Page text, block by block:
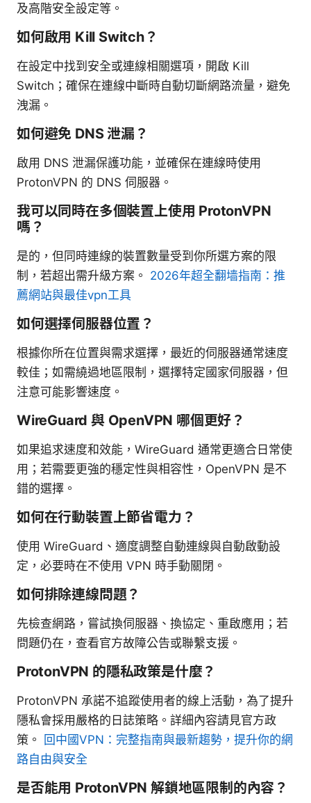
及高階安全設定等。
如何啟用 Kill Switch？
在設定中找到安全或連線相關選項，開啟 Kill
Switch；確保在連線中斷時自動切斷網路流量，避免
洩漏。
如何避免 DNS 泄漏？
啟用 DNS 泄漏保護功能，並確保在連線時使用
ProtonVPN 的 DNS 伺服器。
我可以同時在多個裝置上使用 ProtonVPN
嗎？
是的，但同時連線的裝置數量受到你所選方案的限
制，若超出需升級方案。 2026年超全翻墙指南：推
薦網站與最佳vpn工具
如何選擇伺服器位置？
根據你所在位置與需求選擇，最近的伺服器通常速度
較佳；如需繞過地區限制，選擇特定國家伺服器，但
注意可能影響速度。
WireGuard 與 OpenVPN 哪個更好？
如果追求速度和效能，WireGuard 通常更適合日常使
用；若需要更強的穩定性與相容性，OpenVPN 是不
錯的選擇。
如何在行動裝置上節省電力？
使用 WireGuard、適度調整自動連線與自動啟動設
定，必要時在不使用 VPN 時手動關閉。
如何排除連線問題？
先檢查網路，嘗試換伺服器、換協定、重啟應用；若
問題仍在，查看官方故障公告或聯繫支援。
ProtonVPN 的隱私政策是什麼？
ProtonVPN 承諾不追蹤使用者的線上活動，為了提升
隱私會採用嚴格的日誌策略。詳細內容請見官方政
策。 回中國VPN：完整指南與最新趨勢，提升你的網
路自由與安全
是否能用 ProtonVPN 解鎖地區限制的內容？